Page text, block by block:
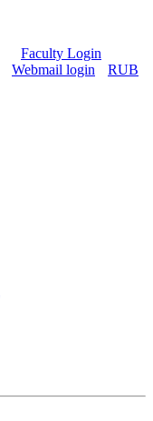
Faculty Login
Webmail login
RUB